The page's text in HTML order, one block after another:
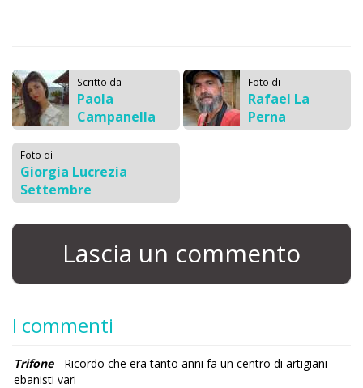
Scritto da
Paola
Campanella
Foto di
Rafael La
Perna
Foto di
Giorgia Lucrezia
Settembre
Lascia un commento
I commenti
Trifone- Ricordo che era tanto anni fa un centro di artigiani
ebanisti vari